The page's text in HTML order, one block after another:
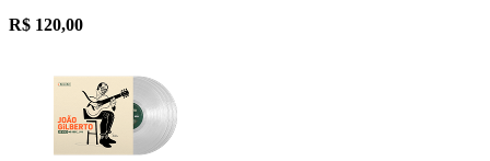
R$ 120,00